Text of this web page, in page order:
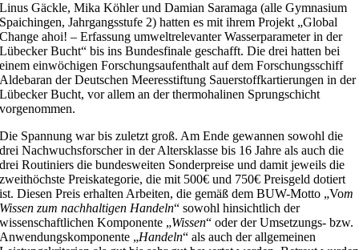
Linus Gäckle, Mika Köhler und Damian Saramaga (alle Gymnasium
Spaichingen, Jahrgangsstufe 2) hatten es mit ihrem Projekt „Global
Change ahoi! – Erfassung umweltrelevanter Wasserparameter in der
Lübecker Bucht“ bis ins Bundesfinale geschafft. Die drei hatten bei
einem einwöchigen Forschungsaufenthalt auf dem Forschungsschiff
Aldebaran der Deutschen Meeresstiftung Sauerstoffkartierungen in der
Lübecker Bucht, vor allem an der thermohalinen Sprungschicht
vorgenommen.
Die Spannung war bis zuletzt groß. Am Ende gewannen sowohl die
drei Nachwuchsforscher in der Altersklasse bis 16 Jahre als auch die
drei Routiniers die bundesweiten Sonderpreise und damit jeweils die
zweithöchste Preiskategorie, die mit 500€ und 750€ Preisgeld dotiert
ist. Diesen Preis erhalten Arbeiten, die gemäß dem BUW-Motto „Vom
Wissen zum nachhaltigen Handeln“ sowohl hinsichtlich der
wissenschaftlichen Komponente „Wissen“ oder der Umsetzungs- bzw.
Anwendungskomponente „Handeln“ als auch der allgemeinen